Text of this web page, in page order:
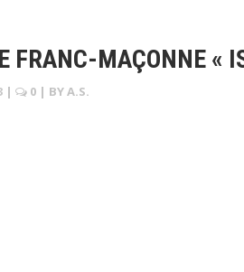
FRANC-MAÇONNE «
| 0 | BYA.S.